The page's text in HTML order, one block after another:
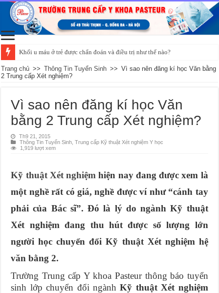
Khối u máu ở trẻ được chẩn đoán và điều trị như thế nào?
Trang chủ >> Thông Tin Tuyển Sinh >> Vì sao nên đăng kí học Văn bằng
2 Trung cấp Xét nghiệm?
Vì sao nên đăng kí học Văn
bằng 2 Trung cấp Xét nghiệm?
Th9 21, 2015
Thông Tin Tuyển Sinh ,Trung cấp Kỹ thuật Xét nghiệm Y học
1,919 lượt xem
Kỹ thuật Xét nghiệm hiện nay đang được xem là
một nghề rất có giá, nghề được ví như “cánh tay
phải của Bác sĩ”. Đó là lý do ngành Kỹ thuật
Xét nghiệm đang thu hút được số lượng lớn
người học chuyển đổi Kỹ thuật Xét nghiệm hệ
văn bằng 2.
Trường Trung cấp Y khoa Pasteur thông báo tuyển
sinh lớp chuyển đổi ngànhKỹ thuật Xét nghiệm